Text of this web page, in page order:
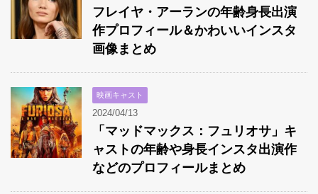
フレイヤ・アーランの年齢身長出演
作プロフィール＆かわいいインスタ
画像まとめ
映画キャスト
2024/04/13
「マッドマックス：フュリオサ」キ
ャストの年齢や身長インスタ出演作
などのプロフィールまとめ